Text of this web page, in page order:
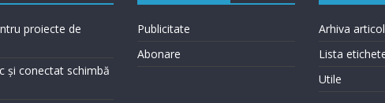
proiecte de
și conectat schimbă
Publicitate
Abonare
Arhiva
Lista
Utile